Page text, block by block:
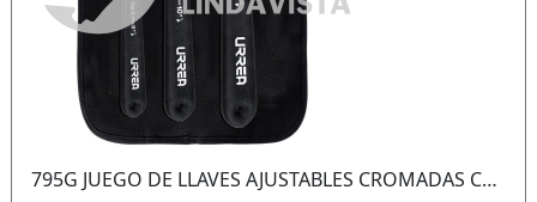
795G JUEGO DE LLAVES AJUSTABLES CROMADAS CON MANGO RUBBER GRIP 3 PIEZAS MOD 712G 710G 708G URREA